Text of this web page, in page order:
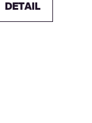
DETAIL